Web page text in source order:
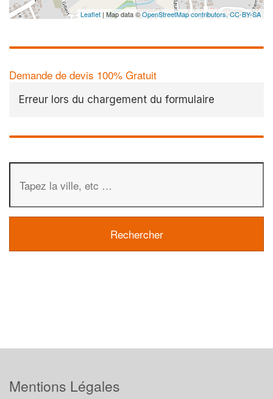
Leaflet | Map data ©OpenStreetMap contributors,CC-BY-SA
Demande de devis 100% Gratuit
Erreur lors du chargement du formulaire
Mentions Légales